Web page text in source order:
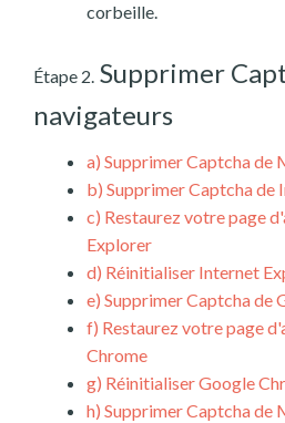
corbeille.
Étape 2. Supprimer
navigateurs
a) Supprimer Captcha de
b) Supprimer Captcha de
c) Restaurez votre page
Explorer
d) Réinitialiser Internet
e) Supprimer Captcha de
f) Restaurez votre page
Chrome
g) Réinitialiser Google
h) Supprimer Captcha de